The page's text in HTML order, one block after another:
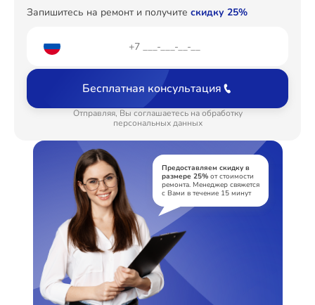
Запишитесь на ремонт и получите скидку 25%
Бесплатная консультация
Отправляя, Вы соглашаетесь на обработку
персональных данных
Предоставляем скидку в
размере 25%от стоимости
ремонта. Менеджер свяжется
с Вами в течение 15 минут